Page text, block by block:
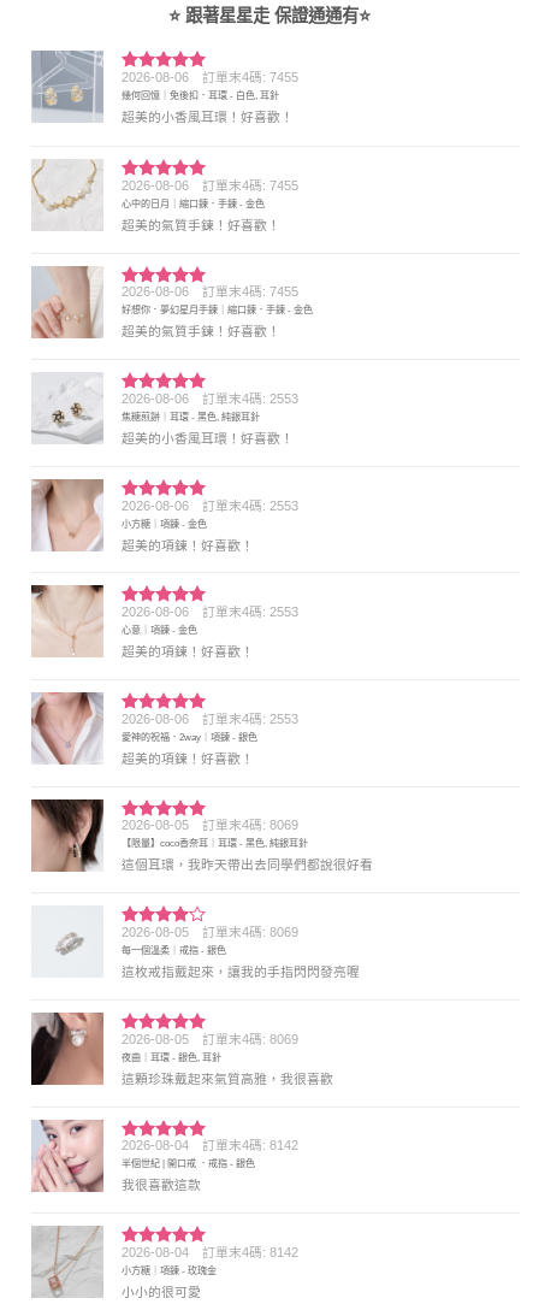
⭐ 跟著星星走 保證通通有⭐
評分5 滿
分 5
2026-08-06 訂單末4碼: 7455
幾何回憶｜免後扣．耳環 - 白色, 耳針
超美的小香風耳環！好喜歡！
評分5 滿
分 5
2026-08-06 訂單末4碼: 7455
心中的日月｜縮口鍊．手鍊 - 金色
超美的氣質手鍊！好喜歡！
評分5 滿
分 5
2026-08-06 訂單末4碼: 7455
好想你．夢幻星月手鍊｜縮口鍊．手鍊 - 金色
超美的氣質手鍊！好喜歡！
評分5 滿
分 5
2026-08-06 訂單末4碼: 2553
焦糖煎餅｜耳環 - 黑色, 純銀耳針
超美的小香風耳環！好喜歡！
評分5滿
分 5
2026-08-06 訂單末4碼: 2553
小方糖｜項鍊 - 金色
超美的項鍊！好喜歡！
評分5 滿
分 5
2026-08-06 訂單末4碼: 2553
心意｜項鍊 - 金色
超美的項鍊！好喜歡！
評分5 滿
分 5
2026-08-06 訂單末4碼: 2553
愛神的祝福．2way｜項鍊 - 銀色
超美的項鍊！好喜歡！
評分5 滿
分 5
2026-08-05 訂單末4碼: 8069
【限量】coco香奈耳｜耳環 - 黑色, 純銀耳針
這個耳環，我昨天帶出去同學們都說很好看
評分4
滿分 5
2026-08-05 訂單末4碼: 8069
每一個溫柔｜戒指 - 銀色
這枚戒指戴起來，讓我的手指閃閃發亮喔
評分5 滿
分 5
2026-08-05 訂單末4碼: 8069
夜曲｜耳環 - 銀色, 耳針
這顆珍珠戴起來氣質高雅，我很喜歡
評分5 滿
分 5
2026-08-04 訂單末4碼: 8142
半個世紀 | 開口戒 ．戒指 - 銀色
我很喜歡這款
評分5 滿
分 5
2026-08-04 訂單末4碼: 8142
小方糖｜項鍊 - 玫瑰金
小小的很可愛